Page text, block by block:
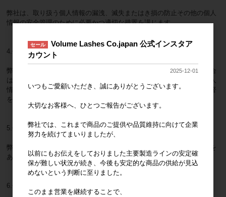
弊社は、取り扱う個人情報の漏洩、滅失またはき損の防止その他の個人
情報の安全管理のために必要かつ適切な措置を講じます。
4.個人情報の委託について
弊社は、個人情報の取り扱いの全部または一部を第三者に委託する場合
は、当該第三者について厳正な調査を行い、取り扱いを委託された個人
情報の安全管理が図られるよう当該第三者に対する必要かつ適切な監督
を行います。
5.個人情報の第三者提供について
弊社は、個人情報保護法等の法令に定めのある場合を除き、個人情報を
あらかじめご本人の同意を得ることなく、第三者に提供致しません。
6.個人情報の開示・訂正等について
セール
Volume Lashes Co.japan 公式インスタア
カウント
2025-12-01
いつもご愛顧いただき、誠にありがとうございます。
大切なお客様へ、ひとつご報告がございます。
弊社では、これまで商品のご提供や品質維持に向けて企業
努力を続けてまいりましたが、
以前にもお伝えをしておりました主要製造ラインの安定確
保が難しい状況が続き、今後も安定的な商品の供給が見込
めないという判断に至りました。
このまま営業を継続することで、